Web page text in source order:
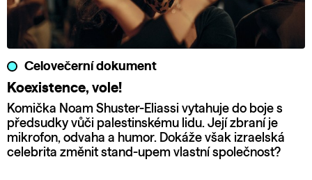
Celovečerní dokument
Koexistence, vole!
Komička Noam Shuster-Eliassi vytahuje do boje s
předsudky vůči palestinskému lidu. Její zbraní je
mikrofon, odvaha a humor. Dokáže však izraelská
celebrita změnit stand-upem vlastní společnost?